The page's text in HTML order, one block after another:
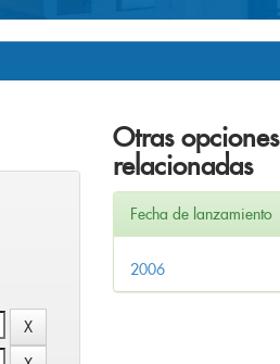
Otras opciones
relacionadas
Fecha de lanzamiento
2006